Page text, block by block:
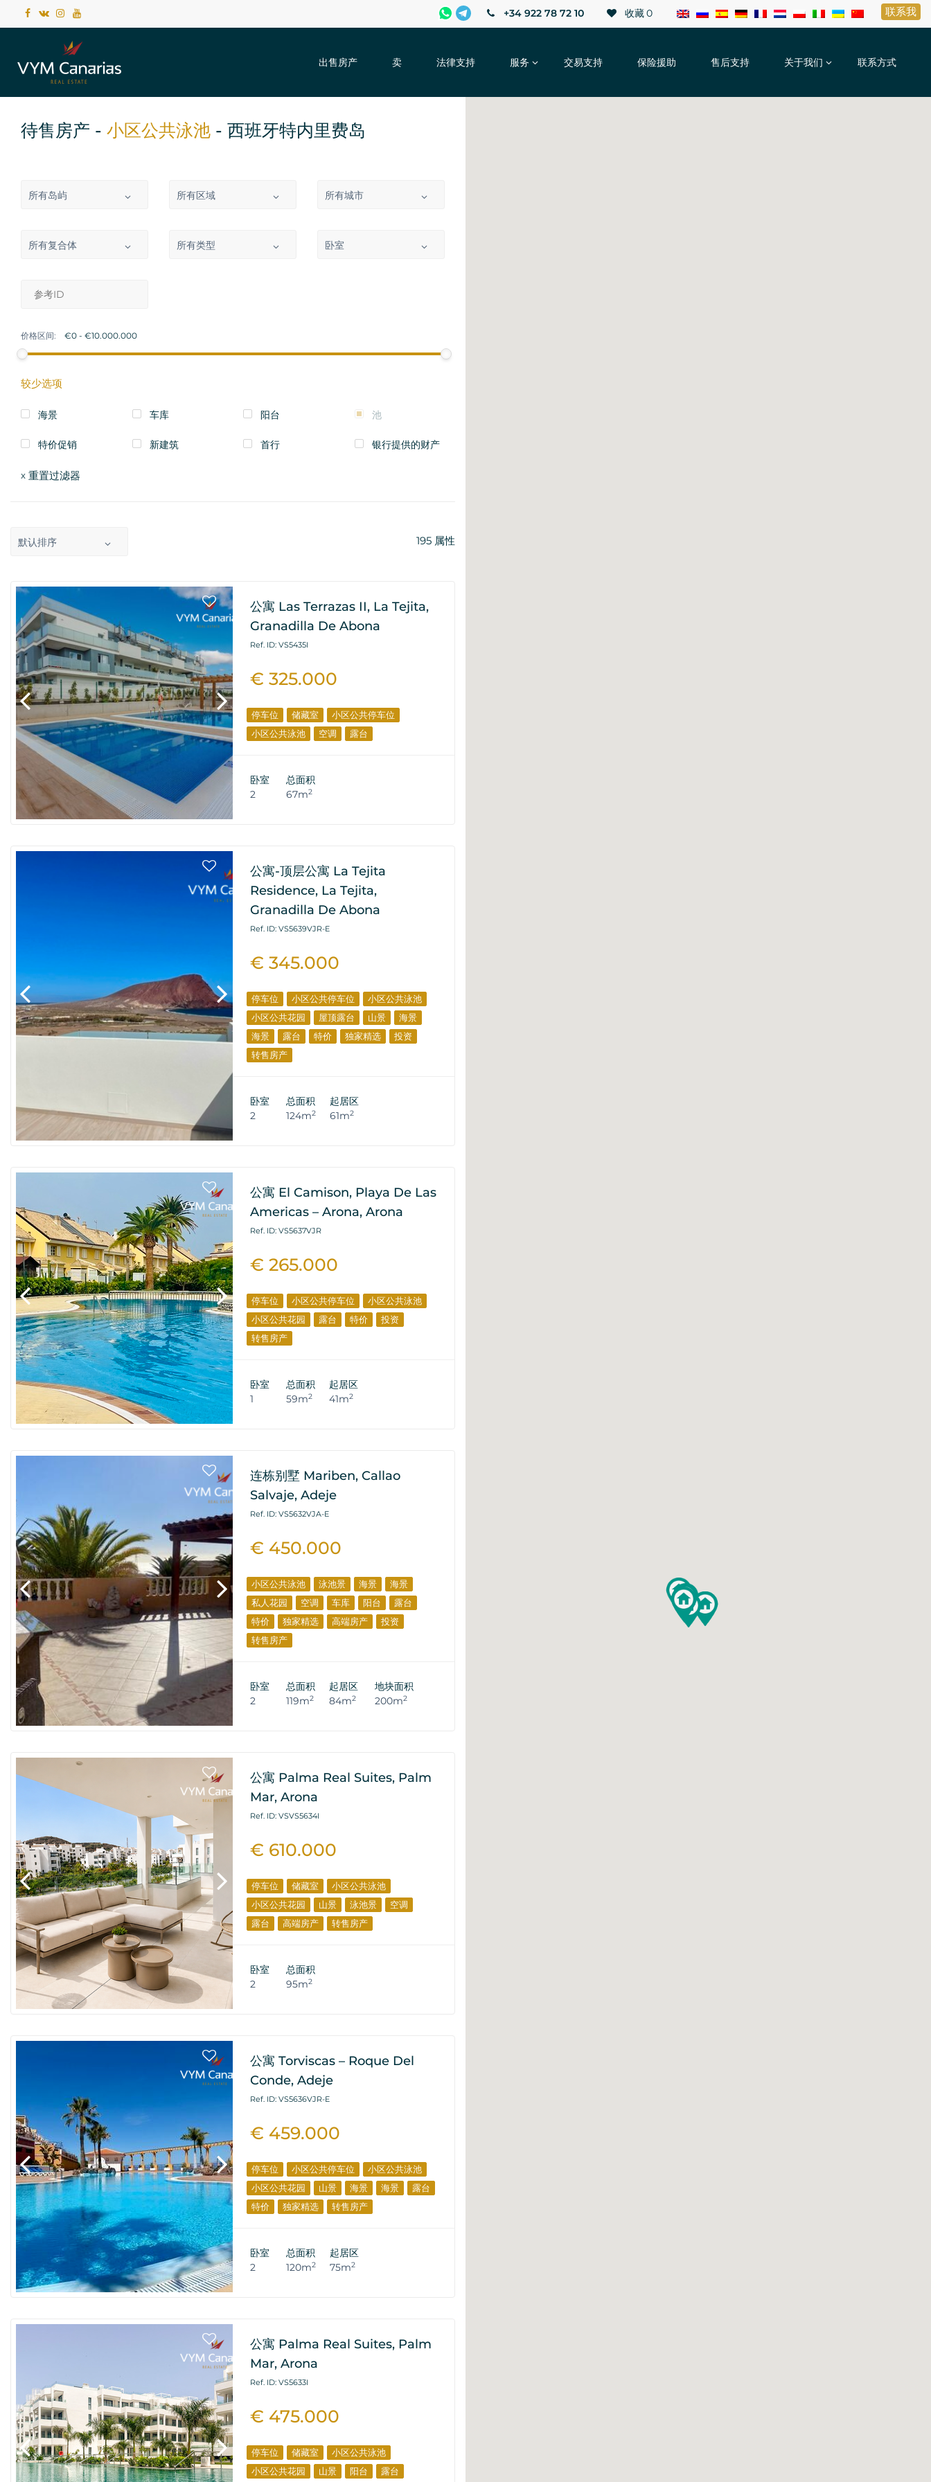
联系我
收藏0
+34 922 78 72 10
出售房产 卖 法律支持 服务 交易支持 保险援助 售后支持 关于我们 联系方式
待售房产 - 小区公共泳池 - 西班牙特内里费岛
所有岛屿 所有区域 所有城市
所有复合体 所有类型 卧室
价格区间:
较少选项
海景 车库 阳台 池
特价促销 新建筑 首行 银行提供的财产
x 重置过滤器
默认排序 195 属性
公寓 Las Terrazas II, La Tejita,
Granadilla De Abona
Ref. ID: VS5435I
€ 325.000
停车位 储藏室
小区公共停车位
小区公共泳池
空调 露台
卧室
2
总面积
67m2
公寓-顶层公寓 La Tejita
Residence, La Tejita,
Granadilla De Abona
Ref. ID: VS5639VJR-E
€ 345.000
停车位 小区公共停车位
小区公共泳池
小区公共花园
屋顶露台 山景
海景
海景
露台 特价 独家精选
投资
转售房产
卧室
2
总面积
124m2
起居区
61m2
公寓 El Camison, Playa De Las
Americas – Arona, Arona
Ref. ID: VS5637VJR
€ 265.000
停车位 小区公共停车位
小区公共泳池
小区公共花园
露台 特价
投资
转售房产
卧室
1
总面积
59m2
起居区
41m2
连栋别墅 Mariben, Callao
Salvaje, Adeje
Ref. ID: VS5632VJA-E
€ 450.000
小区公共泳池 泳池景 海景
海景
私人花园
空调 车库 阳台
露台
特价
独家精选 高端房产
投资
转售房产
卧室
2
总面积
119m2
起居区
84m2
地块面积
200m2
公寓 Palma Real Suites, Palm
Mar, Arona
Ref. ID: VSVS5634I
€ 610.000
停车位 储藏室
小区公共泳池
小区公共花园
山景 泳池景
空调
露台
高端房产 转售房产
卧室
2
总面积
95m2
公寓 Torviscas – Roque Del
Conde, Adeje
Ref. ID: VS5636VJR-E
€ 459.000
停车位 小区公共停车位
小区公共泳池
小区公共花园
山景 海景 海景
露台
特价
独家精选 转售房产
卧室
2
总面积
120m2
起居区
75m2
公寓 Palma Real Suites, Palm
Mar, Arona
Ref. ID: VS5633I
€ 475.000
停车位 储藏室
小区公共泳池
小区公共花园
山景 阳台 露台